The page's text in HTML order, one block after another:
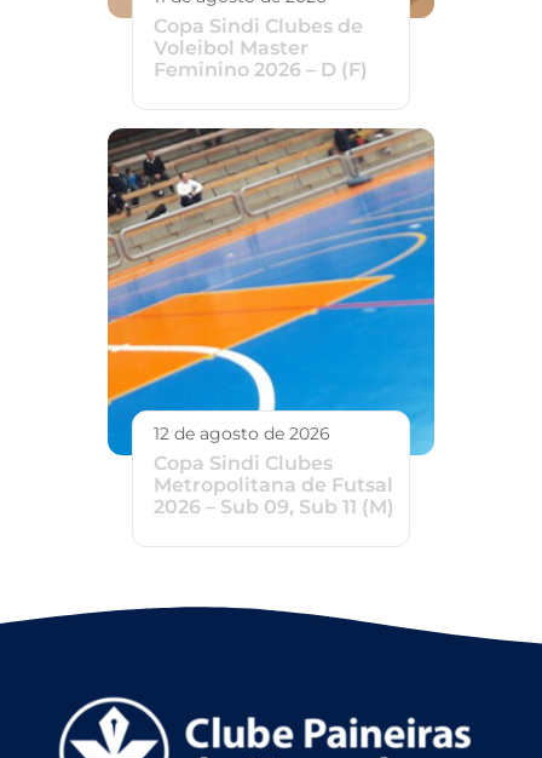
Copa Sindi Clubes de
Voleibol Master
Feminino 2026 – D (F)
12 de agosto de 2026
Copa Sindi Clubes
Metropolitana de Futsal
2026 – Sub 09, Sub 11 (M)